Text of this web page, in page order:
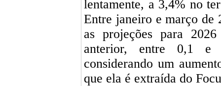
lentamente, a 3,4% no
Entre janeiro e março de
as projeções para
anterior, entre 0,1 e
considerando um
que ela é extraída do